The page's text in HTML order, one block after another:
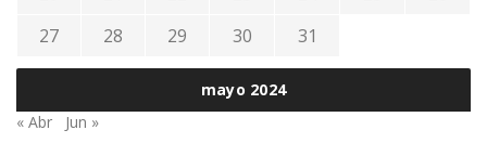
mayo 2024
27
28 29 30 31
« Abr Jun »